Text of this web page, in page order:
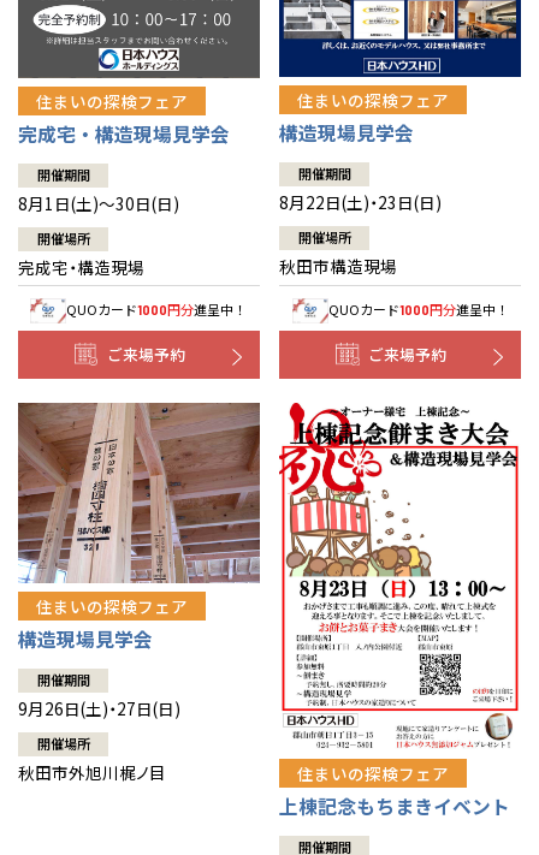
住まいの探検フェア
完成宅・構造現場見学会
開催期間
8月1日(土)～30日(日)
開催場所
完成宅・構造現場
QUOカード1000円分進呈中！
ご来場予約
住まいの探検フェア
構造現場見学会
開催期間
8月22日(土)・23日(日)
開催場所
秋田市構造現場
QUOカード1000円分進呈中！
ご来場予約
住まいの探検フェア
構造現場見学会
開催期間
9月26日(土)・27日(日)
開催場所
秋田市外旭川梶ノ目 住まいの探検フェア
上棟記念もちまきイベント
開催期間
山口
徳島
高知
鹿児島
長崎
沖縄